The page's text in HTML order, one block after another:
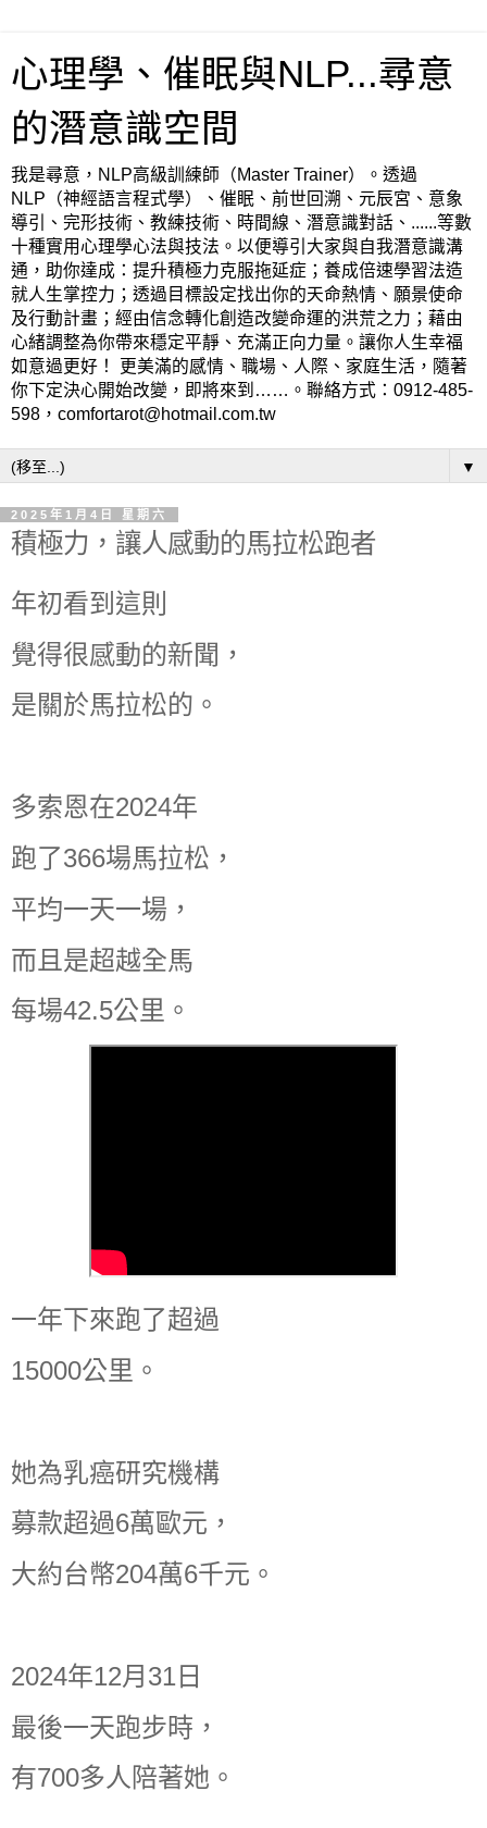
心理學、催眠與NLP...尋意
的潛意識空間
我是尋意，NLP高級訓練師（Master Trainer）。透過
NLP（神經語言程式學）、催眠、前世回溯、元辰宮、意象
導引、完形技術、教練技術、時間線、潛意識對話、......等數
十種實用心理學心法與技法。以便導引大家與自我潛意識溝
通，助你達成：提升積極力克服拖延症；養成倍速學習法造
就人生掌控力；透過目標設定找出你的天命熱情、願景使命
及行動計畫；經由信念轉化創造改變命運的洪荒之力；藉由
心緒調整為你帶來穩定平靜、充滿正向力量。讓你人生幸福
如意過更好！ 更美滿的感情、職場、人際、家庭生活，隨著
你下定決心開始改變，即將來到……。聯絡方式：0912-485-
598，comfortarot@hotmail.com.tw
▼
2025年1月4日 星期六
積極力，讓人感動的馬拉松跑者
年初看到這則
覺得很感動的新聞，
是關於馬拉松的。
多索恩在2024年
跑了366場馬拉松，
平均一天一場，
而且是超越全馬
每場42.5公里。
一年下來跑了超過
15000公里。
她為乳癌研究機構
募款超過6萬歐元，
大約台幣204萬6千元。
2024年12月31日
最後一天跑步時，
有700多人陪著她。